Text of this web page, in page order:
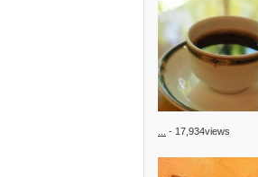
- 17,934views